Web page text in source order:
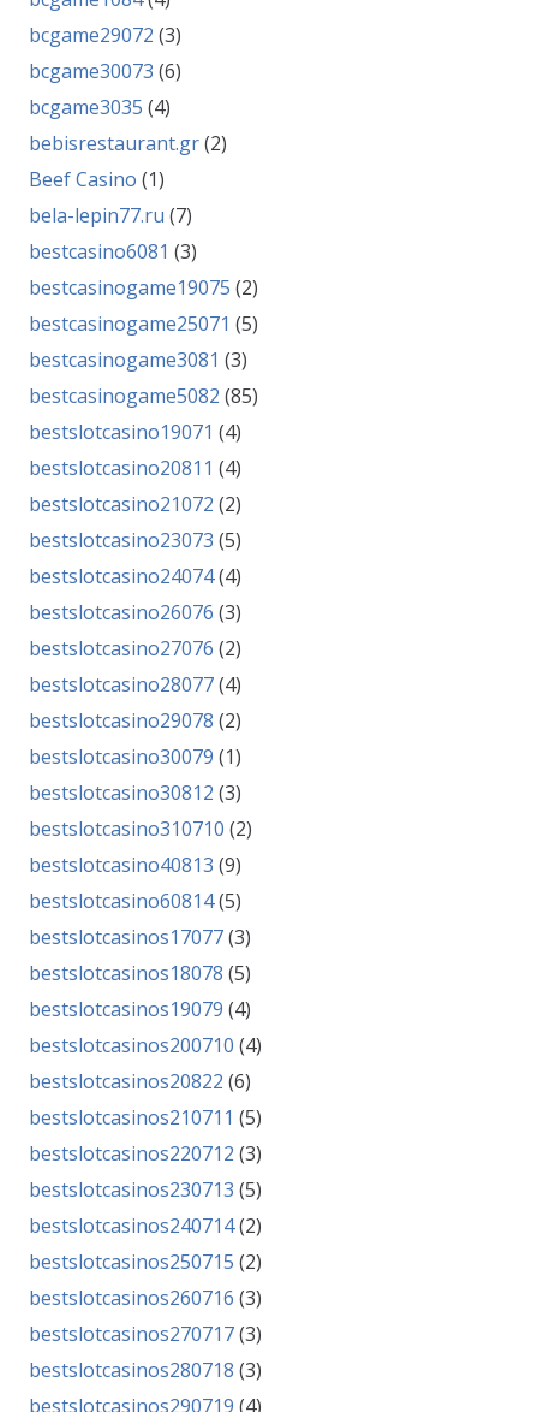
bcgame29072 (3)
bcgame30073 (6)
bcgame3035 (4)
bebisrestaurant.gr(2)
Beef Casino (1)
bela-lepin77.ru (7)
bestcasino6081 (3)
bestcasinogame19075 (2)
bestcasinogame25071 (5)
bestcasinogame3081 (3)
bestcasinogame5082 (85)
bestslotcasino19071 (4)
bestslotcasino20811 (4)
bestslotcasino21072 (2)
bestslotcasino23073 (5)
bestslotcasino24074(4)
bestslotcasino26076 (3)
bestslotcasino27076 (2)
bestslotcasino28077(4)
bestslotcasino29078 (2)
bestslotcasino30079 (1)
bestslotcasino30812 (3)
bestslotcasino310710 (2)
bestslotcasino40813 (9)
bestslotcasino60814(5)
bestslotcasinos17077(3)
bestslotcasinos18078 (5)
bestslotcasinos19079 (4)
bestslotcasinos200710 (4)
bestslotcasinos20822 (6)
bestslotcasinos210711 (5)
bestslotcasinos220712 (3)
bestslotcasinos230713 (5)
bestslotcasinos240714(2)
bestslotcasinos250715 (2)
bestslotcasinos260716 (3)
bestslotcasinos270717(3)
bestslotcasinos280718 (3)
bestslotcasinos290719 (4)